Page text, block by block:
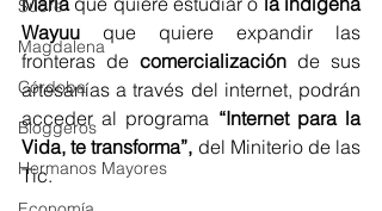
Sucre
Magdalena
Córdoba
Bloggeros
Hermanos Mayores
Wayuu que quiere expandir las
fronteras de comercialización de sus
artesanías a través del internet, podrán
acceder al programa “Internet para la
Vida, te transforma”, del Miniterio de las
Tic.